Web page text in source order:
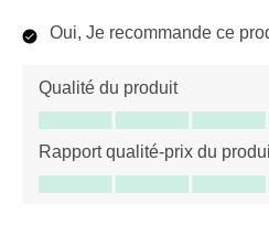
Oui, Je recommande ce
Qualité du produit
Qualité du produit, 5.0 sur 5
Rapport qualité-prix du
Rapport qualité-prix du